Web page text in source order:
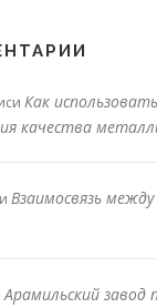
Как
качества
Взаимосвязь
Арамильский завод